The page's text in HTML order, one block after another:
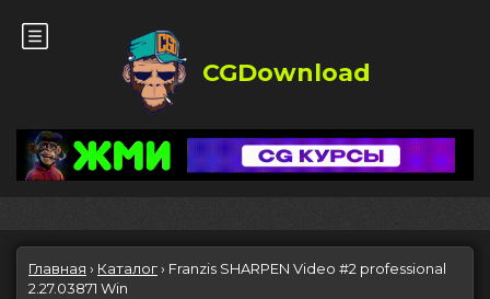
CGDownload
Главная › Каталог› Franzis SHARPEN Video #2 professional
2.27.03871 Win